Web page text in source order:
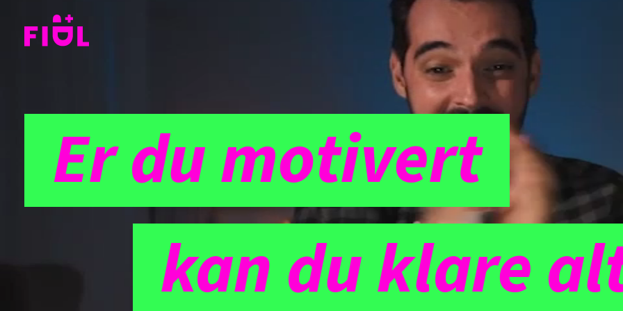
Er du motivert
kan du klare
MOTIVASJONS
GARANTI